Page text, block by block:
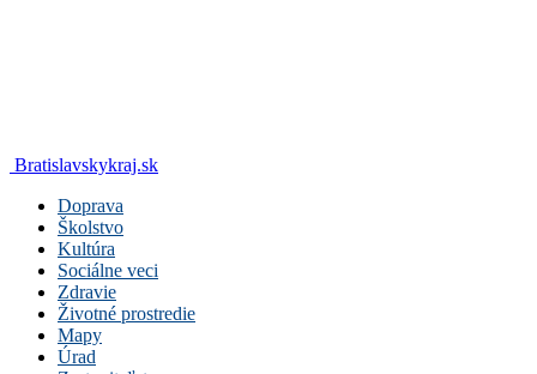
Bratislavskykraj.sk
Doprava
Školstvo
Kultúra
Sociálne veci
Zdravie
Životné prostredie
Mapy
Úrad